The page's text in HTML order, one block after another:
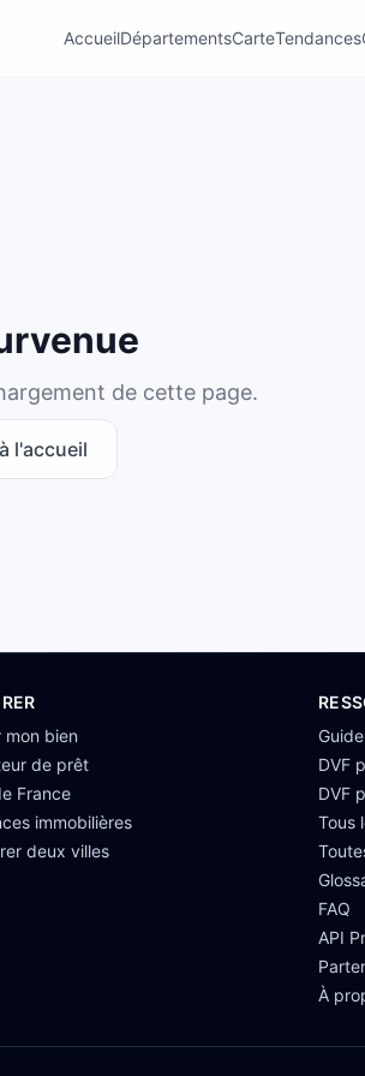
AccueilDépartementsCarteTendances
de cette page.
l'accueil
mon bien
de prêt
France
immobilières
deux villes
DVF
DVF
Tous
FAQ
API
À